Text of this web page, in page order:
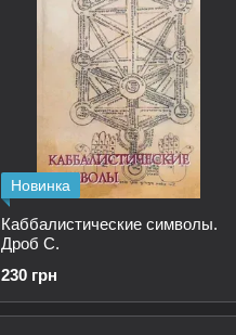
Новинка
Каббалистические символы.
Дроб С.
230 грн